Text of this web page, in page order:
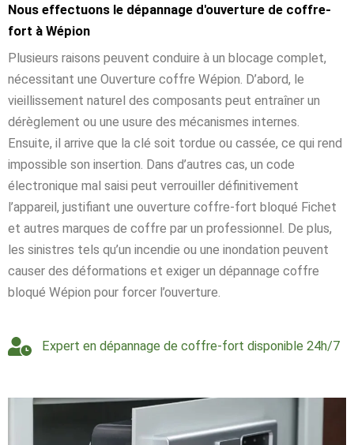
Nous effectuons le dépannage d'ouverture de coffre-
fort à Wépion
Plusieurs raisons peuvent conduire à un blocage complet,
nécessitant une Ouverture coffre Wépion. D’abord, le
vieillissement naturel des composants peut entraîner un
dérèglement ou une usure des mécanismes internes.
Ensuite, il arrive que la clé soit tordue ou cassée, ce qui rend
impossible son insertion. Dans d’autres cas, un code
électronique mal saisi peut verrouiller définitivement
l’appareil, justifiant une ouverture coffre-fort bloqué Fichet
et autres marques de coffre par un professionnel. De plus,
les sinistres tels qu’un incendie ou une inondation peuvent
causer des déformations et exiger un dépannage coffre
bloqué Wépion pour forcer l’ouverture.
Expert en dépannage de coffre-fort disponible 24h/7